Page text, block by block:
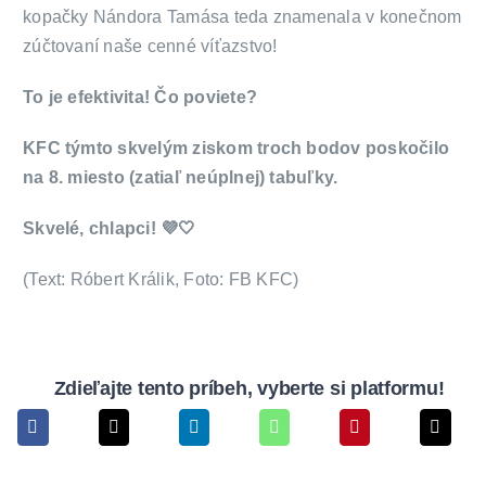
kopačky Nándora Tamása teda znamenala v konečnom
zúčtovaní naše cenné víťazstvo!
To je efektivita! Čo poviete?
KFC týmto skvelým ziskom troch bodov poskočilo
na 8. miesto (zatiaľ neúplnej) tabuľky.
Skvelé, chlapci! 💜🤍
(Text: Róbert Králik, Foto: FB KFC)
Zdieľajte tento príbeh, vyberte si platformu!